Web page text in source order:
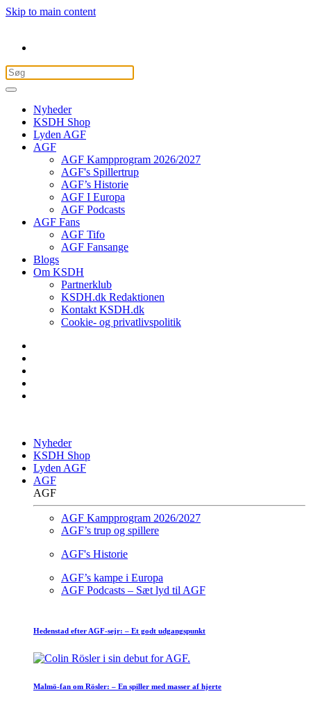
Skip to main content
Nyheder
KSDH Shop
Lyden AGF
AGF
AGF Kampprogram 2026/2027
AGF's Spillertrup
AGF’s Historie
AGF I Europa
AGF Podcasts
AGF Fans
AGF Tifo
AGF Fansange
Blogs
Om KSDH
Partnerklub
KSDH.dk Redaktionen
Kontakt KSDH.dk
Cookie- og privatlivspolitik
Nyheder
KSDH Shop
Lyden AGF
AGF
AGF
AGF Kampprogram 2026/2027
AGF’s trup og spillere
AGF's Historie
AGF’s kampe i Europa
AGF Podcasts – Sæt lyd til AGF
Hedenstad efter AGF-sejr: – Et godt udgangspunkt
Malmö-fan om Rösler: – En spiller med masser af hjerte